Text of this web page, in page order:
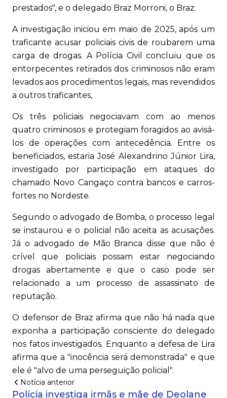
prestados", e o delegado Braz Morroni, o Braz.
A investigação iniciou em maio de 2025, após um
traficante acusar policiais civis de roubarem uma
carga de drogas. A Polícia Civil concluiu que os
entorpecentes retirados dos criminosos não eram
levados aos procedimentos legais, mas revendidos
a outros traficantes,
Os três policiais negociavam com ao menos
quatro criminosos e protegiam foragidos ao avisá-
los de operações com antecedência. Entre os
beneficiados, estaria José Alexandrino Júnior Lira,
investigado por participação em ataques do
chamado Novo Cangaço contra bancos e carros-
fortes no Nordeste.
Segundo o advogado de Bomba, o processo legal
se instaurou e o policial não aceita as acusações.
Já o advogado de Mão Branca disse que não é
crível que policiais possam estar negociando
drogas abertamente e que o caso pode ser
relacionado a um processo de assassinato de
reputação.
O defensor de Braz afirma que não há nada que
exponha a participação consciente do delegado
nos fatos investigados. Enquanto a defesa de Lira
afirma que a "inocência será demonstrada" e que
ele é "alvo de uma perseguição policial".
Notícia anterior
Polícia investiga irmãs e mãe de Deolane